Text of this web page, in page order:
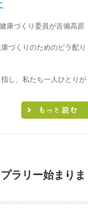
康づくり委員が吉備高原
づくりのためのビラ配り
し、私たち一人ひとりが
ラリー始まりま